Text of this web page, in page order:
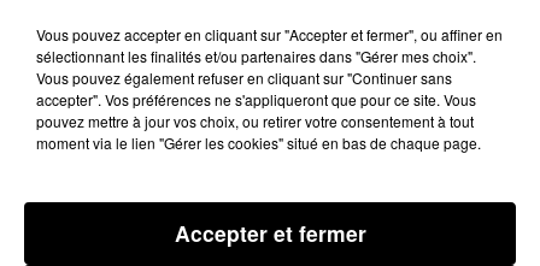
30 mai 2025 - 1 min 14 sec
L'AGENDA DU GERS DU 30/05/2025 À 16H41
Vous pouvez accepter en cliquant sur "Accepter et fermer", ou affiner en
sélectionnant les finalités et/ou partenaires dans "Gérer mes choix".
Vous pouvez également refuser en cliquant sur "Continuer sans
accepter". Vos préférences ne s'appliqueront que pour ce site. Vous
pouvez mettre à jour vos choix, ou retirer votre consentement à tout
moment via le lien "Gérer les cookies" situé en bas de chaque page.
Accepter et fermer